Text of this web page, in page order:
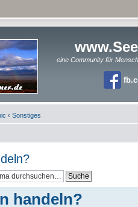
eine Community für
‹ Sonstiges
handeln?